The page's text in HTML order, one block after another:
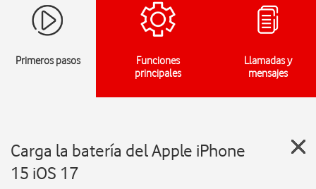
Primeros pasos
Funciones
principales
Llamadas y
mensajes
Carga la batería del Apple iPhone
15 iOS 17